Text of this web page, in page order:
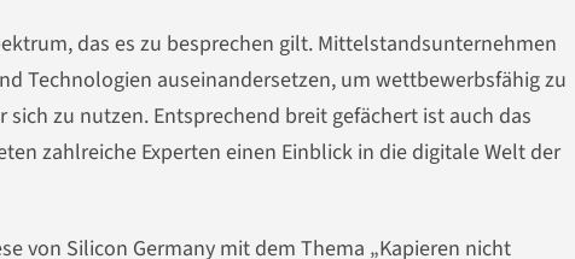
das es zu besprechen gilt. Mittelstandsunternehmen
Technologien auseinandersetzen, um wettbewerbsfähig zu
zu nutzen. Entsprechend breit gefächert ist auch das
zahlreiche Experten einen Einblick in die digitale Welt der
von Silicon Germany mit dem Thema „Kapieren nicht